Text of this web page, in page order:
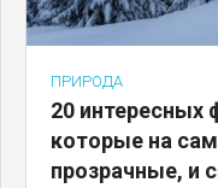
ПРИРОДА
20 интересных
которые на
прозрачные, и